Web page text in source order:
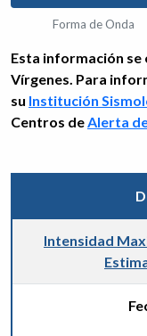
Forma de Onda
Esta información se
Vírgenes. Para
su Institución
Centros deAlerta
Intensidad